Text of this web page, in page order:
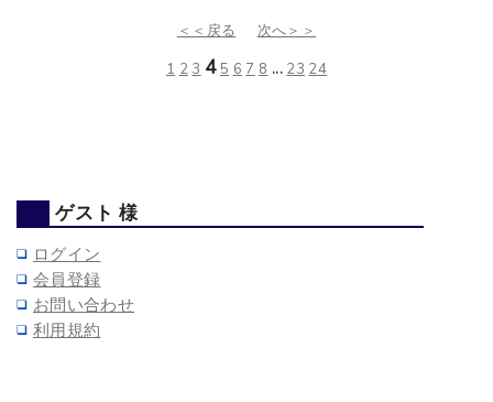
＜＜戻る
次へ＞＞
1 23 4 5 6 7 8 ... 23 24
ゲスト 様
ログイン
会員登録
お問い合わせ
利用規約